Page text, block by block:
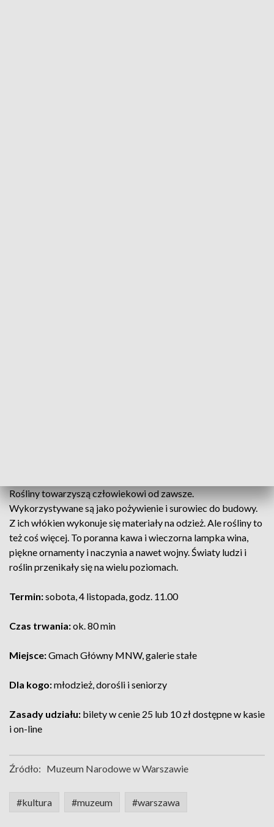
Rośliny towarzyszą człowiekowi od zawsze.
Wykorzystywane są jako pożywienie i surowiec do budowy.
Z ich włókien wykonuje się materiały na odzież. Ale rośliny to
też coś więcej. To poranna kawa i wieczorna lampka wina,
piękne ornamenty i naczynia a nawet wojny. Światy ludzi i
roślin przenikały się na wielu poziomach.
Termin:sobota, 4 listopada, godz. 11.00
Czas trwania:ok. 80 min
Miejsce:Gmach Główny MNW, galerie stałe
Dla kogo:młodzież, dorośli i seniorzy
Zasady udziału: bilety w cenie 25 lub 10 zł dostępne w kasie
i on-line
Źródło: Muzeum Narodowe w Warszawie
#kultura #muzeum #warszawa